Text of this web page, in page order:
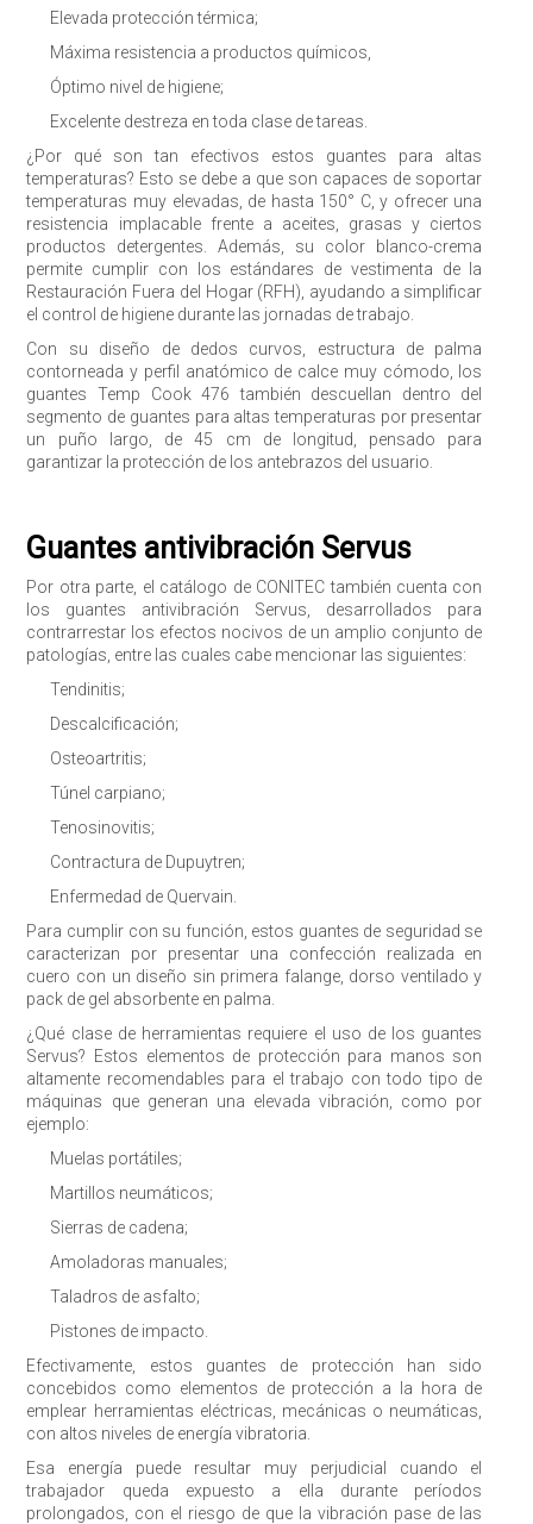
Elevada protección térmica;
Máxima resistencia a productos químicos,
Óptimo nivel de higiene;
Excelente destreza en toda clase de tareas.
¿Por qué son tan efectivos estos guantes para altas
temperaturas? Esto se debe a que son capaces de soportar
temperaturas muy elevadas, de hasta 150° C, y ofrecer una
resistencia implacable frente a aceites, grasas y ciertos
productos detergentes. Además, su color blanco-crema
permite cumplir con los estándares de vestimenta de la
Restauración Fuera del Hogar (RFH), ayudando a simplificar
el control de higiene durante las jornadas de trabajo.
Con su diseño de dedos curvos, estructura de palma
contorneada y perfil anatómico de calce muy cómodo, los
guantes Temp Cook 476 también descuellan dentro del
segmento de guantes para altas temperaturas por presentar
un puño largo, de 45 cm de longitud, pensado para
garantizar la protección de los antebrazos del usuario.
Guantes antivibración Servus
Por otra parte, el catálogo de CONITEC también cuenta con
los guantes antivibración Servus, desarrollados para
contrarrestar los efectos nocivos de un amplio conjunto de
patologías, entre las cuales cabe mencionar las siguientes:
Tendinitis;
Descalcificación;
Osteoartritis;
Túnel carpiano;
Tenosinovitis;
Contractura de Dupuytren;
Enfermedad de Quervain.
Para cumplir con su función, estos guantes de seguridad se
caracterizan por presentar una confección realizada en
cuero con un diseño sin primera falange, dorso ventilado y
pack de gel absorbente en palma.
¿Qué clase de herramientas requiere el uso de los guantes
Servus? Estos elementos de protección para manos son
altamente recomendables para el trabajo con todo tipo de
máquinas que generan una elevada vibración, como por
ejemplo:
Muelas portátiles;
Martillos neumáticos;
Sierras de cadena;
Amoladoras manuales;
Taladros de asfalto;
Pistones de impacto.
Efectivamente, estos guantes de protección han sido
concebidos como elementos de protección a la hora de
emplear herramientas eléctricas, mecánicas o neumáticas,
con altos niveles de energía vibratoria.
Esa energía puede resultar muy perjudicial cuando el
trabajador queda expuesto a ella durante períodos
prolongados, con el riesgo de que la vibración pase de las